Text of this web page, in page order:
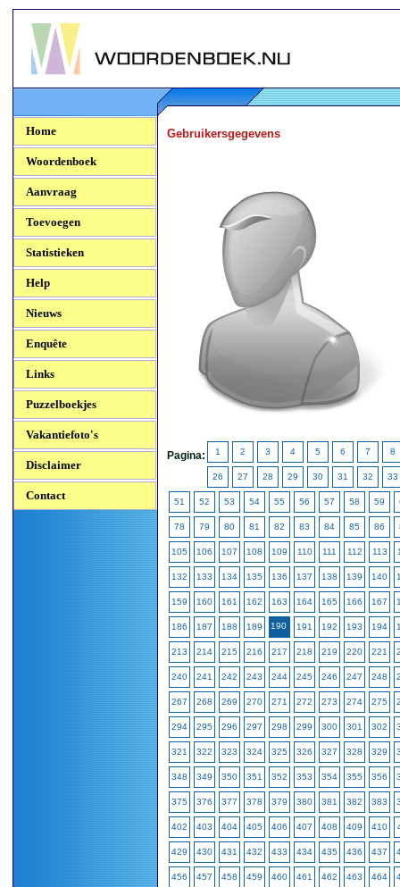
Woordenboek.NU
Home
Woordenboek
Aanvraag
Toevoegen
Statistieken
Help
Nieuws
Enquête
Links
Puzzelboekjes
Vakantiefoto's
Disclaimer
Contact
Gebruikersgegevens
Pagina: 1 2 3 4 5 6 7 8
26 27 28 29 30 31 32 33
51 52 53 54 55 56 57 58 59
78 79 80 81 82 83 84 85 86
105 106 107 108 109 110 111 112 113
132 133 134 135 136 137 138 139 140
159 160 161 162 163 164 165 166 167
186 187 188 189 190 191 192 193 194
213 214 215 216 217 218 219 220 221
240 241 242 243 244 245 246 247 248
267 268 269 270 271 272 273 274 275
294 295 296 297 298 299 300 301 302
321 322 323 324 325 326 327 328 329
348 349 350 351 352 353 354 355 356
375 376 377 378 379 380 381 382 383
402 403 404 405 406 407 408 409 410
429 430 431 432 433 434 435 436 437
456 457 458 459 460 461 462 463 464